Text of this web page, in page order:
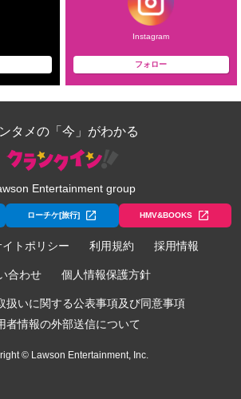
Instagram
フォロー
タメの「今」がわかる
Entertainment group
ローチケ[旅行] HMV&BOOKS
イトポリシー 利用規約 採用情報
合わせ 個人情報保護方針
扱いに関する公表事項及び同意事項
者情報の外部送信について
© Lawson Entertainment, Inc.